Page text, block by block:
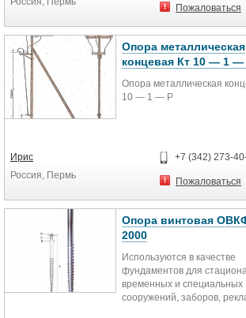
Данные мачты
установки антенн широкого
спектра действия.
Подразделяются по высоте
конфигурации стволов, по
количеству ярусов и
каждом ярусе.
Пожаловаться
Опора металлическая
концевая Кт 10 — 1 —
Опора металлическая
10 — 1 — Р
Ирис
Россия, Пермь
+7 (342) 273-
Пожаловаться
Опора винтовая
2000
Используются в качестве
фундаментов для
временных и специальных
сооружений, заборов,